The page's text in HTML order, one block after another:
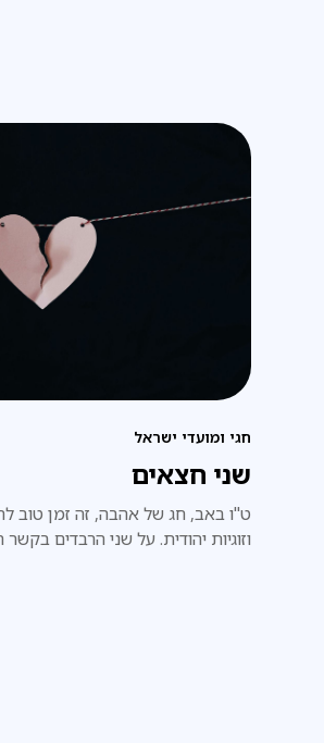
חגי ומועדי ישראל
שני חצאים
ט"ו באב, חג של אהבה, זה זמן טוב
וזוגיות יהודית. על שני הרבדים בקשר